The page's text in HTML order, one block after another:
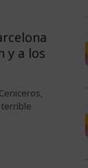
y a los